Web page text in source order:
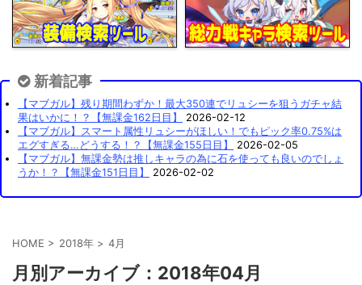
新着記事
【マブガル】残り期間わずか！最大350連でリュシーを狙うガチャ結
果はいかに！？【無課金162日目】
2026-02-12
【マブガル】スマート属性リュシーがほしい！でもピック率0.75%は
エグすぎる…どうする！？【無課金155日目】
2026-02-05
【マブガル】無課金勢は推しキャラの為に石を使っても良いのでしょ
うか！？【無課金151日目】
2026-02-02
HOME > 2018年 > 4月
月別アーカイブ：2018年04月